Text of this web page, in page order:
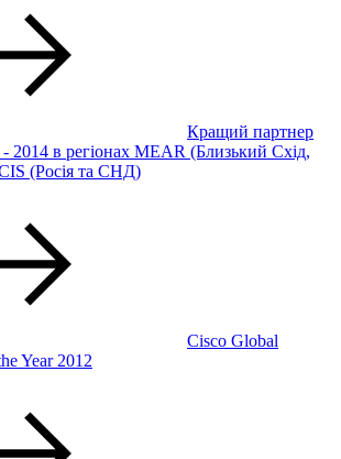
Кращий партнер
2014 в регіонах MEAR (Близький Схід,
(Росія та СНД)
Cisco Global
Year 2012